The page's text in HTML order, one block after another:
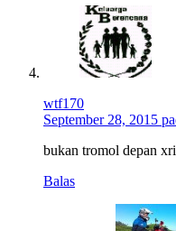
wtf170
September 28, 2015
bukan tromol depan
Balas